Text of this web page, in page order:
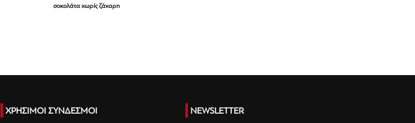
σοκολάτα χωρίς ζάχαρη
ΧΡΗΣΙΜΟΙ ΣΥΝΔΕΣΜΟΙ NEWSLETTER